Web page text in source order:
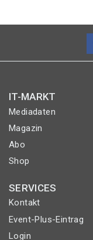
IT-MARKT
Mediadaten
Magazin
Abo
Shop
SERVICES
Kontakt
Event-Plus-Eintrag
Login